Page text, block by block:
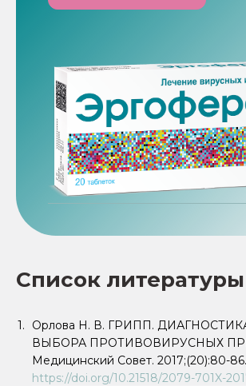
Список литературы
Орлова Н. В. ГРИПП.
ВЫБОРА ПРОТИВОВИРУСНЫХ
Медицинский Совет. 2017;(20):80-86.
https://doi.org/10.21518/2079-701X-